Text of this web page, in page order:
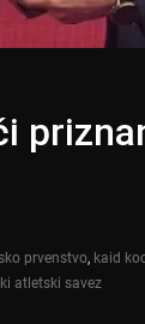
prvenstvo, kaid
atletski savez